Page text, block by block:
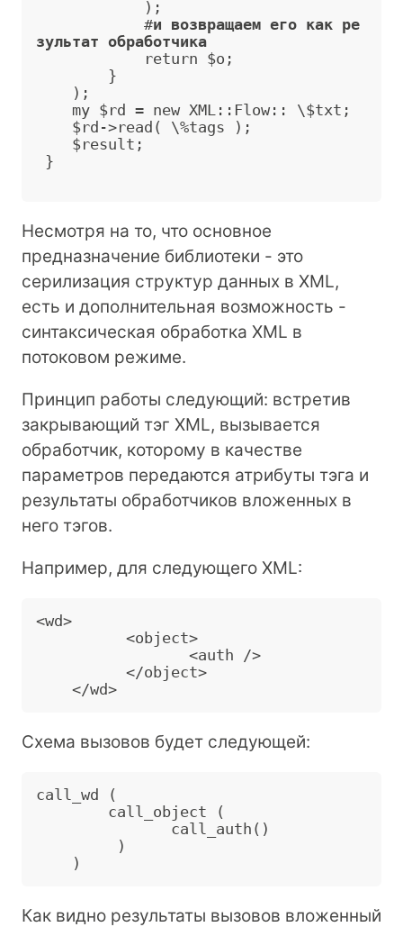
            #
и возвращаем его как ре
зультат обработчика
    $rd-
>read( \%tags );
Несмотря на то, что основное
предназначение библиотеки - это
серилизация структур данных в XML,
есть и дополнительная возможность -
синтаксическая обработка XML в
потоковом режиме.
Принцип работы следующий: встретив
закрывающий тэг XML, вызывается
обработчик, которому в качестве
параметров передаются атрибуты тэга и
результаты обработчиков вложенных в
него тэгов.
Например, для следующего XML:
<wd>
Схема вызовов будет следующей:
call_wd (
Как видно результаты вызовов вложенный